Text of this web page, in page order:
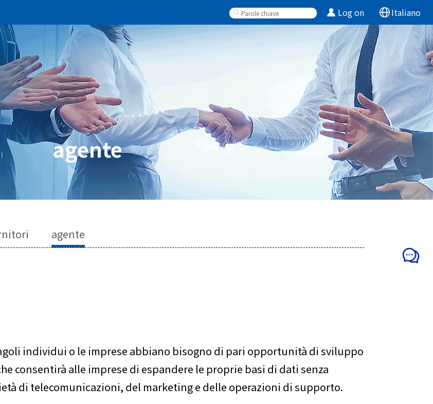
Log on Italiano
agente
agente
individui o le imprese abbiano bisogno di pari opportunità di sviluppo
consentirà alle imprese di espandere le proprie basi di dati senza
di telecomunicazioni, del marketing e delle operazioni di supporto.